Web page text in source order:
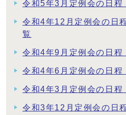
令和5年3月定例会の日程
令和4年12月定例会の日
覧
令和4年9月定例会の日程
令和4年6月定例会の日程
令和4年3月定例会の日程
令和3年12月定例会の日